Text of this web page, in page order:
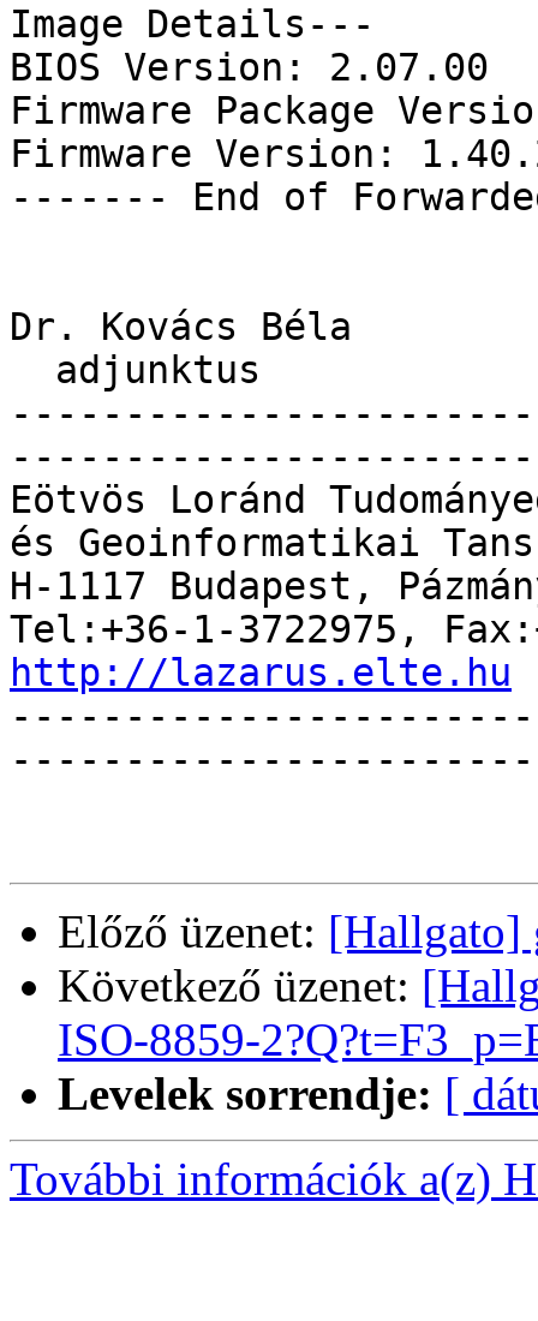
Image Details---
BIOS Version: 2.07.00
Firmware Package
Firmware Version:
------- End of
Dr. Kovács Béla
Eötvös Loránd
és Geoinformatikai
H-1117 Budapest,
http://lazarus.elte.hu
Előző üzenet: [Hallgato]
Következő üzenet:
ISO-8859-
Levelek sorrendje: [
További információk a(z)